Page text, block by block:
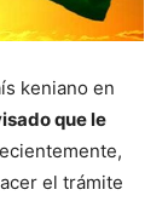
keniano en
que le
el trámite